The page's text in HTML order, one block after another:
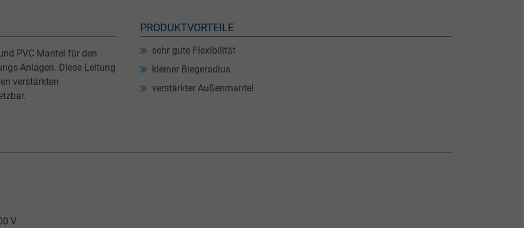
PVC Mantel für den
Anlagen. Diese Leitung
verstärkten
PRODUKTVORTEILE
sehr gute Flexibilität
kleiner Biegeradius
verstärkter Außenmantel
V